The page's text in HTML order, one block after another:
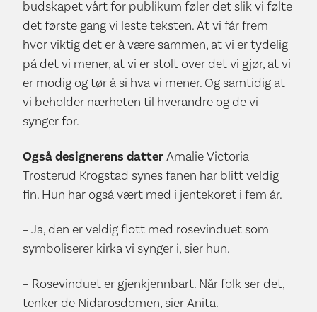
budskapet vårt for publikum føler det slik vi følte
det første gang vi leste teksten. At vi får frem
hvor viktig det er å være sammen, at vi er tydelig
på det vi mener, at vi er stolt over det vi gjør, at vi
er modig og tør å si hva vi mener. Og samtidig at
vi beholder nærheten til hverandre og de vi
synger for.
Også designerens datterAmalie Victoria
Trosterud Krogstad synes fanen har blitt veldig
fin. Hun har også vært med i jentekoret i fem år.
– Ja, den er veldig flott med rosevinduet som
symboliserer kirka vi synger i, sier hun.
– Rosevinduet er gjenkjennbart. Når folk ser det,
tenker de Nidarosdomen, sier Anita.